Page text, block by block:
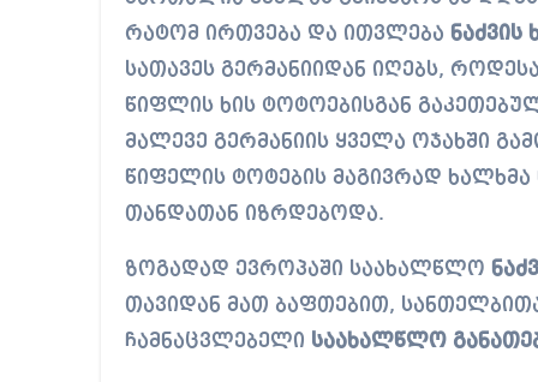
რატომ ირთვება და ითვლება ნაძვის
სათავეს გერმანიიდან იღებს,
წიფლის ხის ტოტოებისგან
მალევე გერმანიის ყველა ოჯახში
წიფელის ტოტების მაგივრად ხალხმა
თანდათან იზრდებოდა.
ზოგადად ევროპაში საახალწლო
თავიდან მათ ბაფთებით,
ჩამნაცვლებელი საახალწლო